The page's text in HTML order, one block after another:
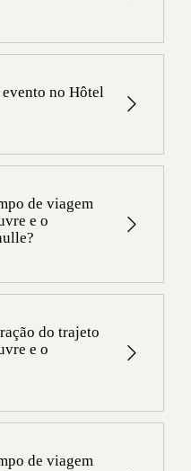
uma sala de
no Hôtel
reuniões de
Para obter
conosco pelo
envie um e-mail
de viagem
e o
Louvre e o
e o aeroporto é de
de VTC ou táxi e 55
do trajeto
e o
Louvre e o
e o aeroporto é de
de viagem